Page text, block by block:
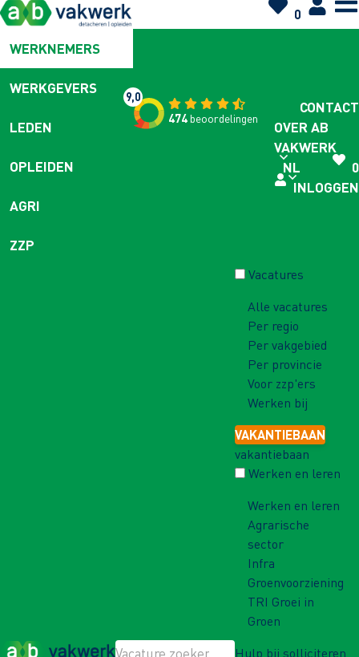
0
WERKNEMERS
WERKGEVERS
LEDEN
OPLEIDEN
AGRI
ZZP
9,0
474beoordelingen
CONTACT
OVER AB
VAKWERK
NL
0
INLOGGEN
Vacatures
Alle vacatures
Per regio
Per vakgebied
Per provincie
Voor zzp'ers
Werken bij
VAKANTIEBAAN
vakantiebaan
Werken en leren
Werken en leren
Agrarische
sector
Infra
Groenvoorziening
TRI Groei in
Groen
Hulp bij solliciteren